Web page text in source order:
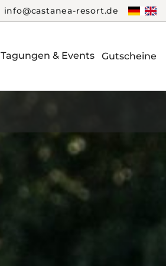
info@castanea-resort.de
Tagungen & Events Gutscheine